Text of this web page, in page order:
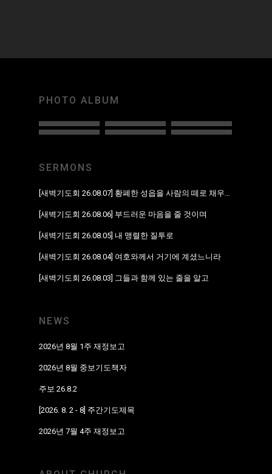
PHOTO ALBUM
SERMONS
[새벽기도회 26.08.06] 부드러운 마음을 줄 것이며
[새벽기도회 26.08.05] 내 맹렬한 질투로
[새벽기도회 26.08.04] 여호와께서 거기에 계셨느니라
[새벽기도회 26.08.03] 그들과 함께 있는 줄을 알고
NEWS
2026년 8월 1주 재정보고
2026년 8월 중보기도책자
주보 26.8.2
[2026. 8. 2 - 8] 주간기도제목
2026년 7월 4주 재정보고